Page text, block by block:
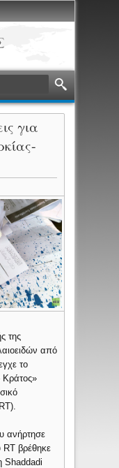
για
της
από
το
Κράτος»
ανήρτησε
RT βρέθηκε
Shaddadi